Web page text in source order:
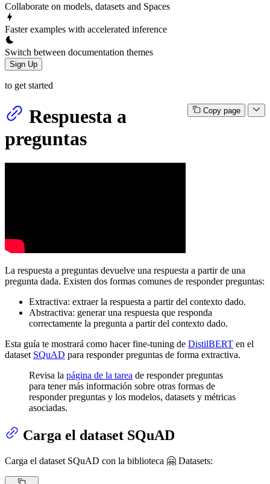
Collaborate on models, datasets and Spaces
Faster examples with accelerated inference
Switch between documentation themes
Sign Up
to get started
Copy page
Respuesta a
preguntas
La respuesta a preguntas devuelve una respuesta a partir de una
pregunta dada. Existen dos formas comunes de responder preguntas:
Extractiva: extraer la respuesta a partir del contexto dado.
Abstractiva: generar una respuesta que responda
correctamente la pregunta a partir del contexto dado.
Esta guía te mostrará como hacer fine-tuning de DistilBERT en el
dataset SQuAD para responder preguntas de forma extractiva.
Revisa la página de la tarea de responder preguntas
para tener más información sobre otras formas de
responder preguntas y los modelos, datasets y métricas
asociadas.
Carga el dataset SQuAD
Carga el dataset SQuAD con la biblioteca 🤗 Datasets: